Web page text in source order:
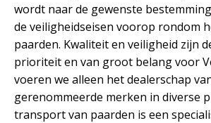
wordt naar de gewenste
de veiligheidseisen voorop rondom
paarden. Kwaliteit en veiligheid zijn
prioriteit en van groot belang voor
voeren we alleen het dealerschap
gerenommeerde merken in diverse
transport van paarden is een